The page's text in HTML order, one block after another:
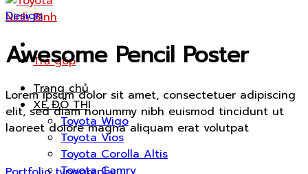
Trả góp
Trang chủ
XE ĐÔ THỊ
Toyota Wigo
Toyota Vios
Toyota Corolla Altis
Toyota Camry
Design
Awesome Pencil Poster
Lorem ipsum dolor sit amet, consectetuer adipiscing
elit, sed diam nonummy nibh euismod tincidunt ut
laoreet dolore magna aliquam erat volutpat